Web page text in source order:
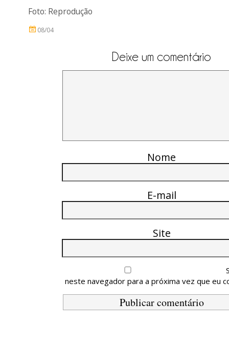
Foto: Reprodução
08/04
Deixe um comentário
Nome
E-mail
Site
neste navegador para a próxima vez que eu